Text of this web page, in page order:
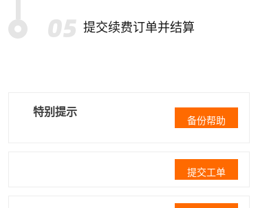
提交续费订单并结算
特别提示
备份帮助
提交工单